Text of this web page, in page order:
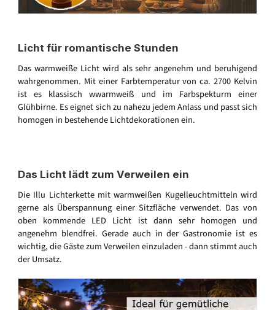
Licht für romantische Stunden
Das warmweiße Licht wird als sehr angenehm und beruhigend
wahrgenommen. Mit einer Farbtemperatur von ca. 2700 Kelvin
ist es klassisch wwarmweiß und im Farbspekturm einer
Glühbirne. Es eignet sich zu nahezu jedem Anlass und passt sich
homogen in bestehende Lichtdekorationen ein.
Das Licht lädt zum Verweilen ein
Die Illu Lichterkette mit warmweißen Kugelleuchtmitteln wird
gerne als Überspannung einer Sitzfläche verwendet. Das von
oben kommende LED Licht ist dann sehr homogen und
angenehm blendfrei. Gerade auch in der Gastronomie ist es
wichtig, die Gäste zum Verweilen einzuladen - dann stimmt auch
der Umsatz.